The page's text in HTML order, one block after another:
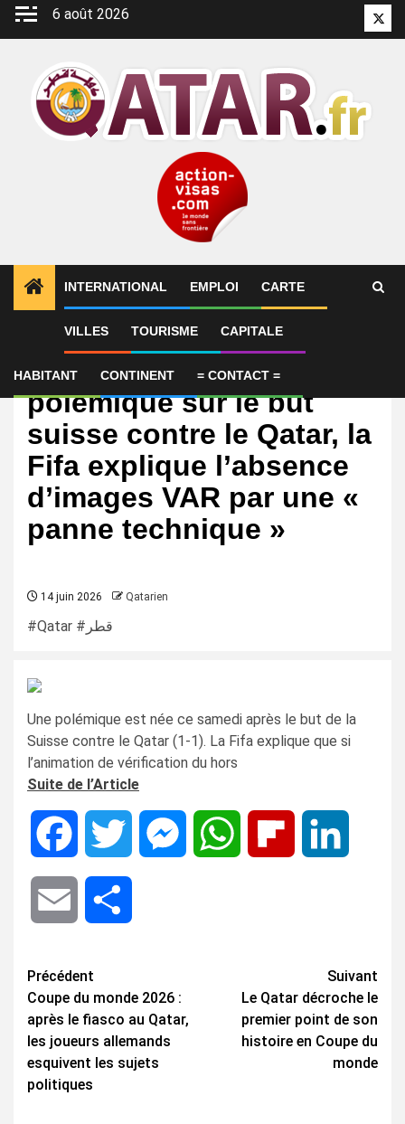
Aller
6 août 2026
INTERNATIONAL EMPLOI CARTE
VILLES TOURISME CAPITALE
HABITANT CONTINENT = CONTACT =
International
Coupe du monde 2026 :
polémique sur le but
suisse contre le Qatar, la
Fifa explique l’absence
d’images VAR par une «
panne technique »
14 juin 2026 Qatarien
#Qatar #قطر
Une polémique est née ce samedi après le but de la
Suisse contre le Qatar (1-1). La Fifa explique que si
l’animation de vérification du hors
Suite de l’Article
Facebook Twitter MessengerWhatsApp Flipboard
Email
Navigation
d’article
Précédent
Coupe du monde 2026 :
après le fiasco au Qatar,
les joueurs allemands
esquivent les sujets
politiques
Suivant
Le Qatar décroche le
premier point de son
histoire en Coupe du
monde